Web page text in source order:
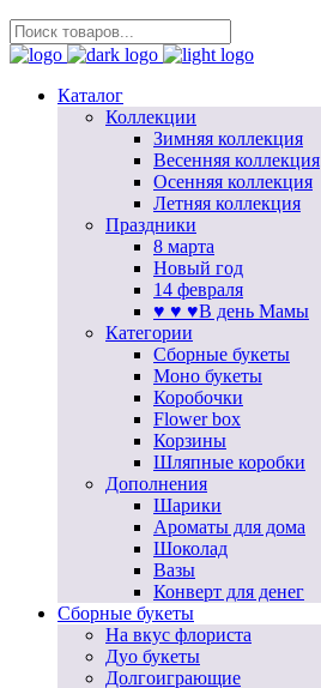
Каталог
Коллекции
Зимняя коллекция
Весенняя коллекция
Осенняя коллекция
Летняя коллекция
Праздники
8 марта
Новый год
14 февраля
♥ ♥ ♥В день Мамы
Категории
Сборные букеты
Моно букеты
Коробочки
Flower box
Корзины
Шляпные коробки
Дополнения
Шарики
Ароматы для дома
Шоколад
Вазы
Конверт для денег
Сборные букеты
На вкус флориста
Дуо букеты
Долгоиграющие